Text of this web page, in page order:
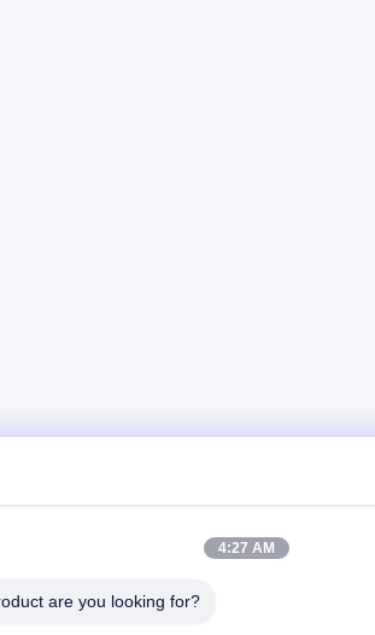
4:27 AM
are you looking for?